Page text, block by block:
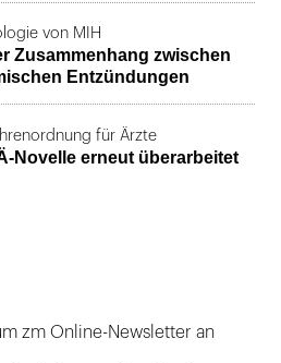
von MIH
Zusammenhang zwischen
Entzündungen
für Ärzte
Novelle erneut überarbeitet
zm Online-Newsletter an